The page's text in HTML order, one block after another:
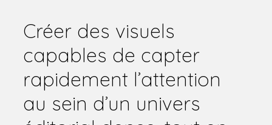
Créer des visuels
capables de capter
rapidement l’attention
au sein d’un univers